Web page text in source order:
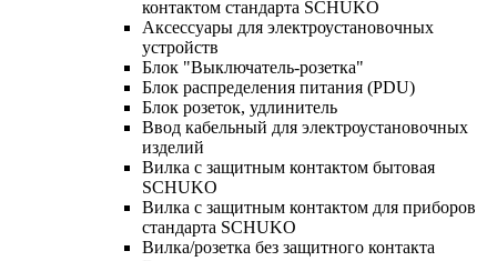
контактом стандарта SCHUKO
Аксессуары для электроустановочных
устройств
Блок "Выключатель-розетка"
Блок распределения питания (PDU)
Блок розеток, удлинитель
Ввод кабельный для электроустановочных
изделий
Вилка с защитным контактом бытовая
SCHUKO
Вилка с защитным контактом для приборов
стандарта SCHUKO
Вилка/розетка без защитного контакта